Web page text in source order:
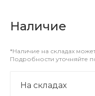
Наличие
*Наличие на складах
Подробности уточняйте
На складах